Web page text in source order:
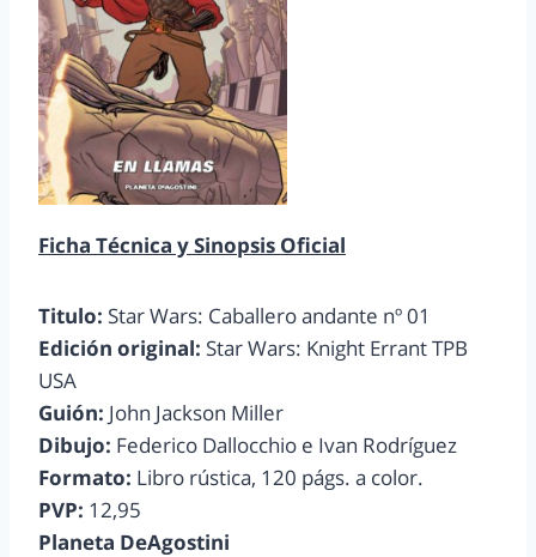
Ficha Técnica y Sinopsis Oficial
Titulo: Star Wars: Caballero andante nº 01
Edición original: Star Wars: Knight Errant TPB
USA
Guión: John Jackson Miller
Dibujo: Federico Dallocchio e Ivan Rodríguez
Formato: Libro rústica, 120 págs. a color.
PVP: 12,95
Planeta DeAgostini